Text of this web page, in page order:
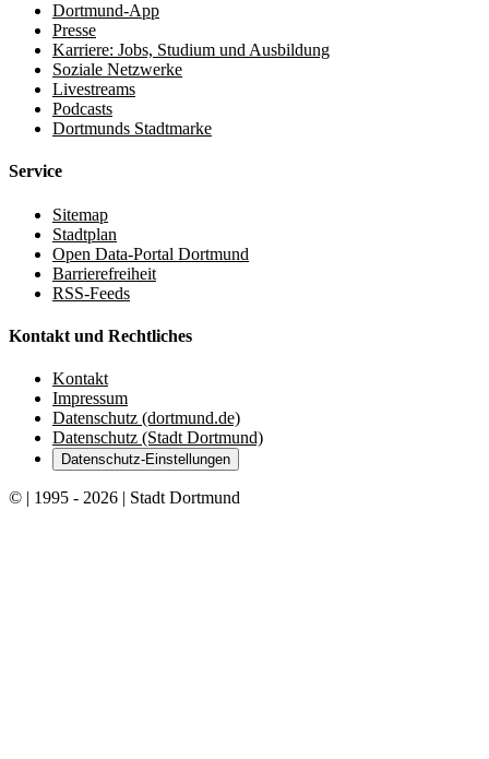
Dortmund-App
Presse
Karriere: Jobs, Studium und Ausbildung
Soziale Netzwerke
Livestreams
Podcasts
Dortmunds Stadtmarke
Service
Sitemap
Stadtplan
Open Data-Portal Dortmund
Barrierefreiheit
RSS-Feeds
Kontakt und Rechtliches
Kontakt
Impressum
Datenschutz (dortmund.de)
Datenschutz (Stadt Dortmund)
Datenschutz-Einstellungen
© | 1995 - 2026 | Stadt Dortmund